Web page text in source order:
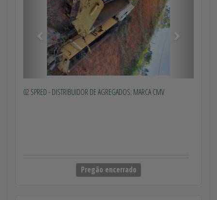
02 SPRED - DISTRIBUIDOR DE AGREGADOS; MARCA CMV
Pregão encerrado